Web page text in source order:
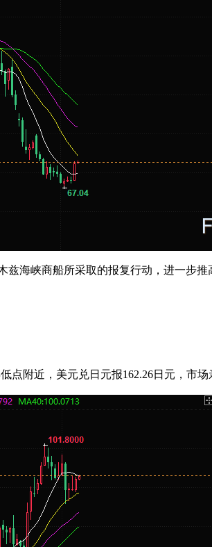
海峡商船所采取的报复行动，进一步
点附近，美元兑日元报162.26日元，市